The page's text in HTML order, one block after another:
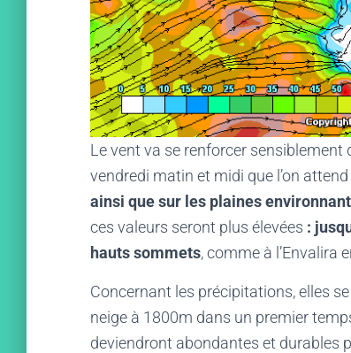
Le vent va se renforcer sensiblement
vendredi matin et midi que l’on
ainsi que sur les plaines
ces valeurs seront plus élevées :
hauts sommets, comme à l’Envalira
Concernant les précipitations, elles
neige à 1800m dans un premier
deviendront abondantes et durables